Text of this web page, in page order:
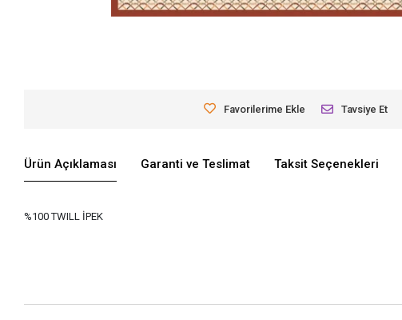
Favorilerime Ekle Tavsiye Et
Ürün Açıklaması Garanti ve Teslimat Taksit Seçenekleri
%100 TWILL İPEK